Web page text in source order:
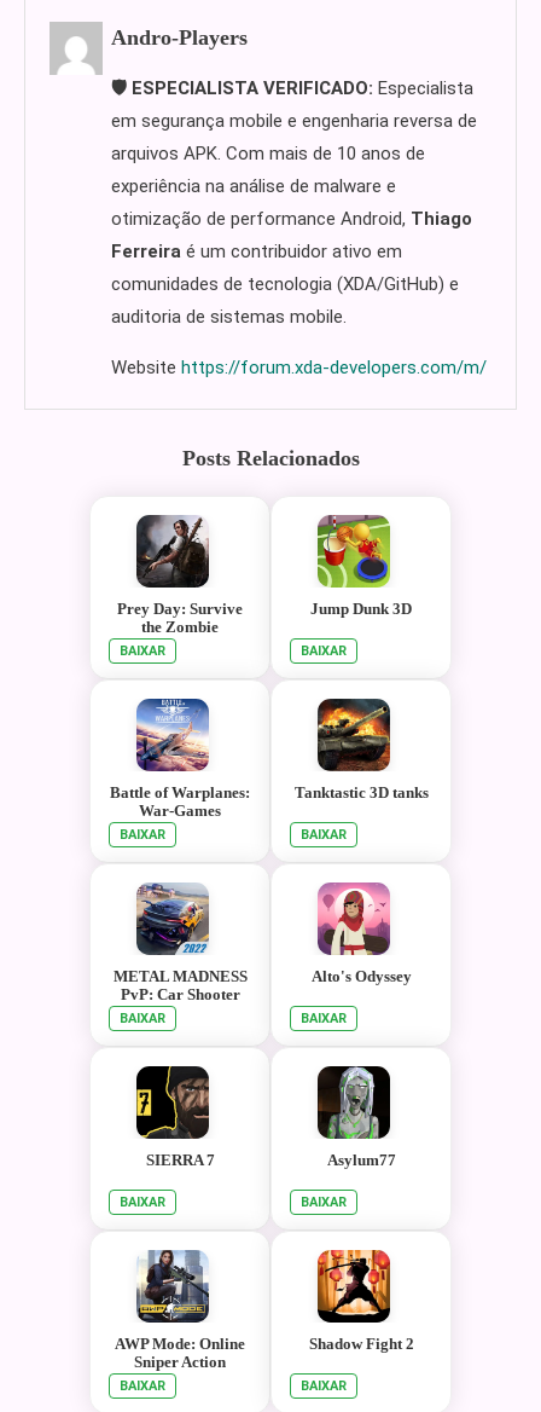
Andro-Players
🛡️ ESPECIALISTA VERIFICADO: Especialista
em segurança mobile e engenharia reversa de
arquivos APK. Com mais de 10 anos de
experiência na análise de malware e
otimização de performance Android, Thiago
Ferreira é um contribuidor ativo em
comunidades de tecnologia (XDA/GitHub) e
auditoria de sistemas mobile.
Website https://forum.xda-developers.com/m/
Posts Relacionados
Prey Day: Survive
the Zombie
Apocalypse
BAIXAR
Jump Dunk 3D
BAIXAR
Battle of Warplanes:
War-Games
BAIXAR
Tanktastic 3D tanks
BAIXAR
METAL MADNESS
PvP: Car Shooter
BAIXAR
Alto's Odyssey
BAIXAR
SIERRA 7
BAIXAR
Asylum77
BAIXAR
AWP Mode: Online
Sniper Action
BAIXAR
Shadow Fight 2
BAIXAR